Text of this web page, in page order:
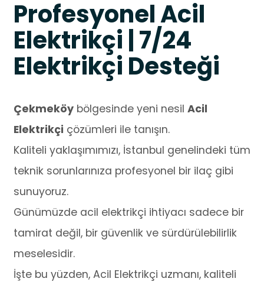
Profesyonel Acil
Elektrikçi | 7/24
Elektrikçi Desteği
Çekmeköy bölgesinde yeni nesil Acil
Elektrikçi çözümleri ile tanışın.
Kaliteli yaklaşımımızı, İstanbul genelindeki tüm
teknik sorunlarınıza profesyonel bir ilaç gibi
sunuyoruz.
Günümüzde acil elektrikçi ihtiyacı sadece bir
tamirat değil, bir güvenlik ve sürdürülebilirlik
meselesidir.
İşte bu yüzden, Acil Elektrikçi uzmanı, kaliteli